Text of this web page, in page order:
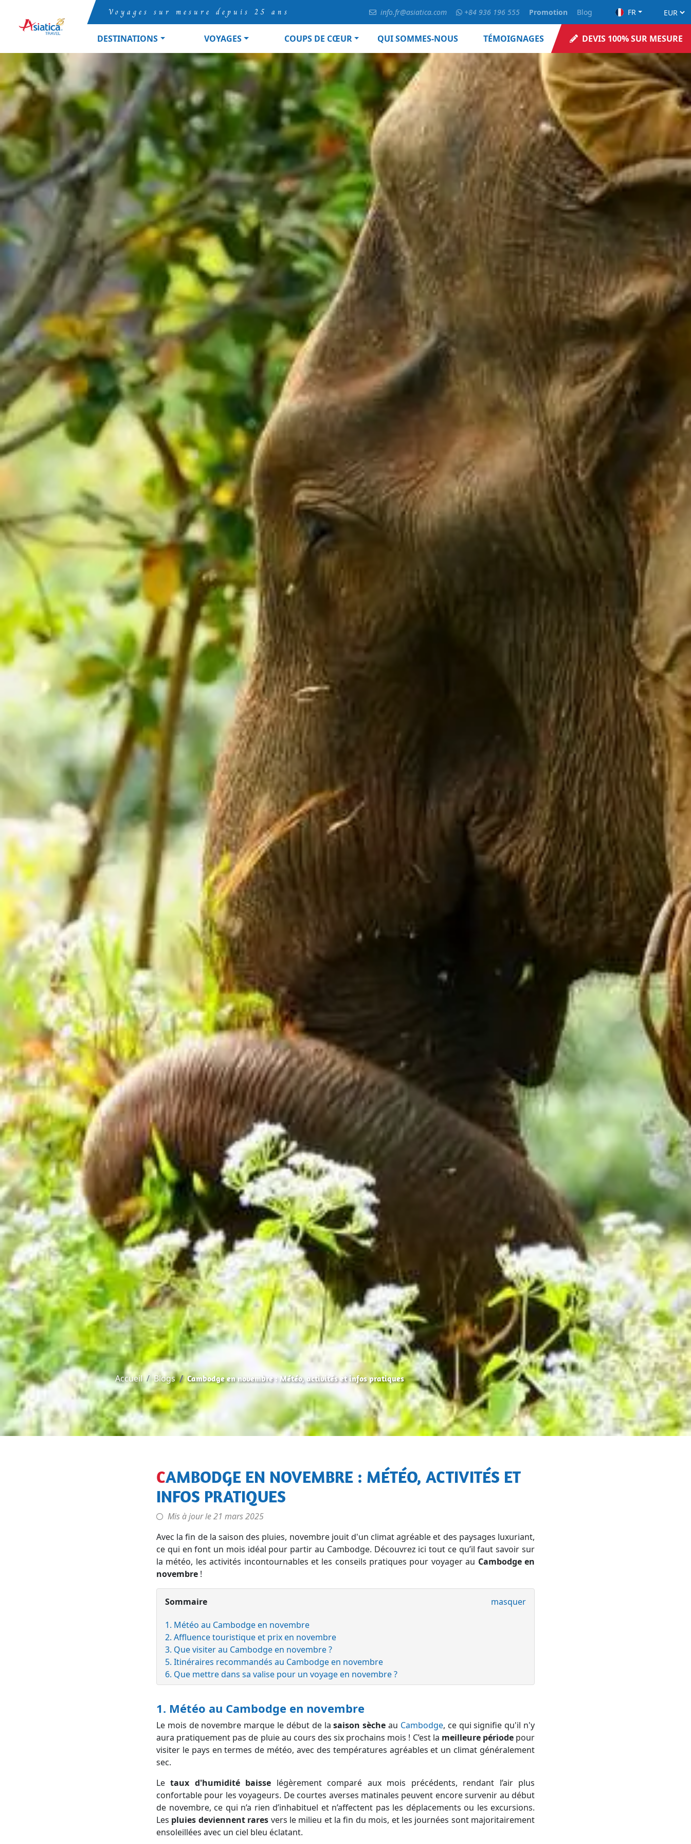
Voyages sur mesure depuis 25 ans info.fr@asiatica.com +84 936 196 555 Promotion Blog FR
DESTINATIONS VOYAGES COUPS DE CŒUR QUI SOMMES-NOUS TÉMOIGNAGES DEVIS 100% SUR MESURE
Accueil Blogs Cambodge en novembre : Météo, activités et infos pratiques
CAMBODGE EN NOVEMBRE : MÉTÉO, ACTIVITÉS ET
INFOS PRATIQUES
Mis à jour le21 mars 2025
Avec la fin de la saison des pluies, novembre jouit d'un climat agréable et des paysages luxuriant,
ce qui en font un mois idéal pour partir au Cambodge. Découvrez ici tout ce qu’il faut savoir sur
la météo, les activités incontournables et les conseils pratiques pour voyager au Cambodge en
novembre !
Sommaire masquer
1. Météo au Cambodge en novembre
2. Affluence touristique et prix en novembre
3. Que visiter au Cambodge en novembre ?
5. Itinéraires recommandés au Cambodge en novembre
6. Que mettre dans sa valise pour un voyage en novembre ?
1. Météo au Cambodge en novembre
Le mois de novembre marque le début de lasaison sèche au Cambodge, ce qui signifie qu'il n'y
aura pratiquement pas de pluie au cours des six prochains mois ! C’est la meilleure périodepour
visiter le pays en termes de météo, avec des températures agréables et un climat généralement
sec.
Letaux d'humidité baisse légèrement comparé aux mois précédents, rendant l’air plus
confortable pour les voyageurs. De courtes averses matinales peuvent encore survenir au début
de novembre, ce qui n’a rien d’inhabituel et n’affectent pas les déplacements ou les excursions.
Les pluies deviennent rares vers le milieu et la fin du mois, et les journées sont majoritairement
ensoleillées avec un ciel bleu éclatant.